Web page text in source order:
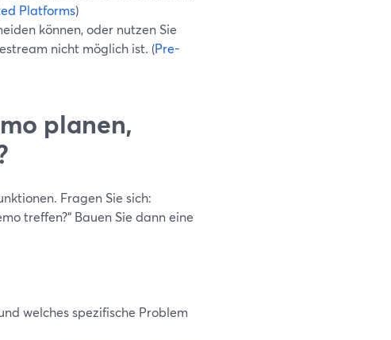
Platforms)
können, oder nutzen Sie
nicht möglich ist. (Pre-
planen,
Fragen Sie sich:
treffen?“ Bauen Sie dann eine
welches spezifische Problem